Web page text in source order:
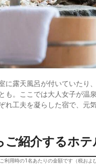
に露天風呂が付いていたり
も。ここでは大人女子が温
れ工夫を凝らした宿で、元
ご紹介するホ
利用時の1名あたりの金額です（税およ